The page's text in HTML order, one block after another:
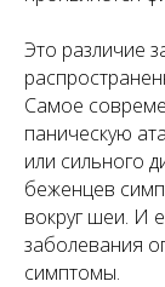
Это различие
Самое
паническую
или сильного
беженцев
вокруг шеи. И
заболевания
симптомы.